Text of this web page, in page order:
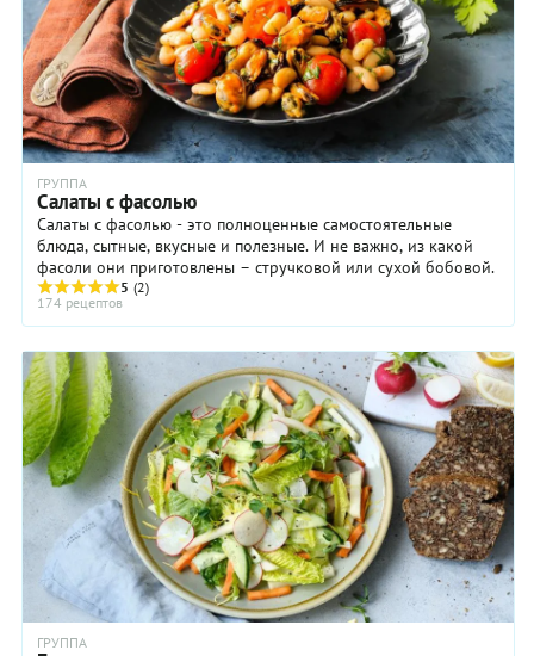
ГРУППА
Салаты с фасолью
Салаты с фасолью - это полноценные самостоятельные
блюда, сытные, вкусные и полезные. И не важно, из какой
фасоли они приготовлены – стручковой или сухой бобовой.
5 (2)
174 рецептов
ГРУППА